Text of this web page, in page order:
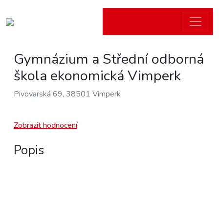
Gymnázium a Střední odborná
škola ekonomická Vimperk
Pivovarská 69, 38501 Vimperk
Zobrazit hodnocení
Popis